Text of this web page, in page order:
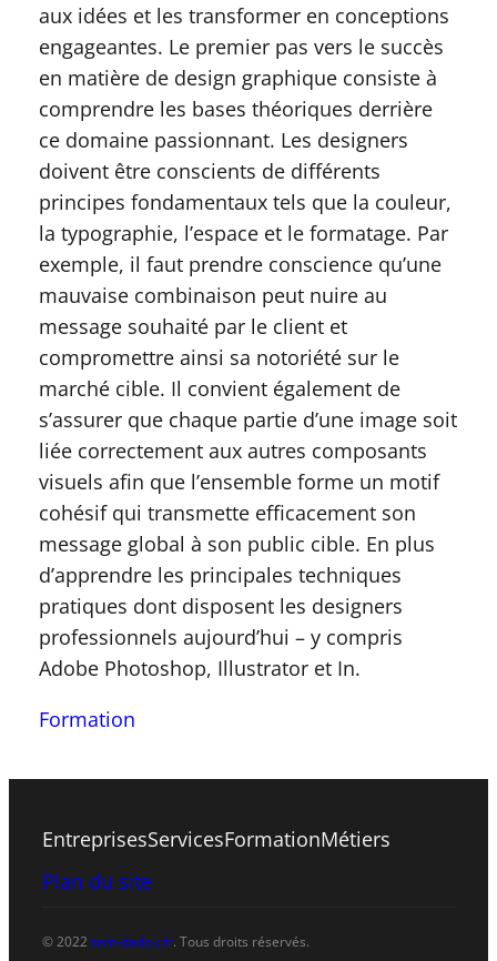
aux idées et les transformer en conceptions
engageantes. Le premier pas vers le succès
en matière de design graphique consiste à
comprendre les bases théoriques derrière
ce domaine passionnant. Les designers
doivent être conscients de différents
principes fondamentaux tels que la couleur,
la typographie, l’espace et le formatage. Par
exemple, il faut prendre conscience qu’une
mauvaise combinaison peut nuire au
message souhaité par le client et
compromettre ainsi sa notoriété sur le
marché cible. Il convient également de
s’assurer que chaque partie d’une image soit
liée correctement aux autres composants
visuels afin que l’ensemble forme un motif
cohésif qui transmette efficacement son
message global à son public cible. En plus
d’apprendre les principales techniques
pratiques dont disposent les designers
professionnels aujourd’hui – y compris
Adobe Photoshop, Illustrator et In.
Formation
EntreprisesServicesFormationMétiers
Plan du site
© 2022tarn-dadou.fr. Tous droits réservés.